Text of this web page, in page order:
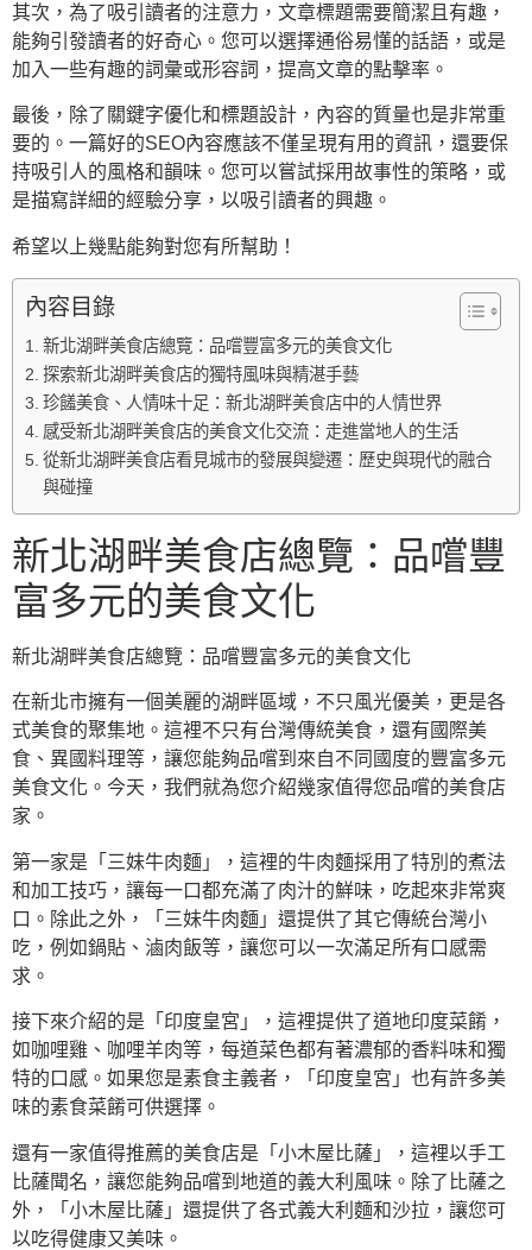
其次，為了吸引讀者的注意力，文章標題需要簡潔且有趣，
能夠引發讀者的好奇心。您可以選擇通俗易懂的話語，或是
加入一些有趣的詞彙或形容詞，提高文章的點擊率。
最後，除了關鍵字優化和標題設計，內容的質量也是非常重
要的。一篇好的SEO內容應該不僅呈現有用的資訊，還要保
持吸引人的風格和韻味。您可以嘗試採用故事性的策略，或
是描寫詳細的經驗分享，以吸引讀者的興趣。
希望以上幾點能夠對您有所幫助！
內容目錄
新北湖畔美食店總覽：品嚐豐富多元的美食文化
探索新北湖畔美食店的獨特風味與精湛手藝
珍饈美食、人情味十足：新北湖畔美食店中的人情世界
感受新北湖畔美食店的美食文化交流：走進當地人的生活
從新北湖畔美食店看見城市的發展與變遷：歷史與現代的融合
與碰撞
新北湖畔美食店總覽：品嚐豐
富多元的美食文化
新北湖畔美食店總覽：品嚐豐富多元的美食文化
在新北市擁有一個美麗的湖畔區域，不只風光優美，更是各
式美食的聚集地。這裡不只有台灣傳統美食，還有國際美
食、異國料理等，讓您能夠品嚐到來自不同國度的豐富多元
美食文化。今天，我們就為您介紹幾家值得您品嚐的美食店
家。
第一家是「三妹牛肉麵」，這裡的牛肉麵採用了特別的煮法
和加工技巧，讓每一口都充滿了肉汁的鮮味，吃起來非常爽
口。除此之外，「三妹牛肉麵」還提供了其它傳統台灣小
吃，例如鍋貼、滷肉飯等，讓您可以一次滿足所有口感需
求。
接下來介紹的是「印度皇宮」，這裡提供了道地印度菜餚，
如咖哩雞、咖哩羊肉等，每道菜色都有著濃郁的香料味和獨
特的口感。如果您是素食主義者，「印度皇宮」也有許多美
味的素食菜餚可供選擇。
還有一家值得推薦的美食店是「小木屋比薩」，這裡以手工
比薩聞名，讓您能夠品嚐到地道的義大利風味。除了比薩之
外，「小木屋比薩」還提供了各式義大利麵和沙拉，讓您可
以吃得健康又美味。